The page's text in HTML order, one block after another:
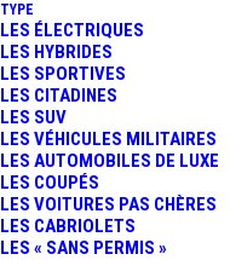
TYPE
LES ÉLECTRIQUES
LES HYBRIDES
LES SPORTIVES
LES CITADINES
LES SUV
LES VÉHICULES MILITAIRES
LES AUTOMOBILES DE LUXE
LES COUPÉS
LES VOITURES PAS CHÈRES
LES CABRIOLETS
LES « SANS PERMIS »